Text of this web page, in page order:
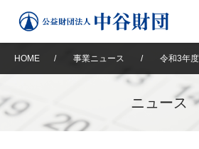
トップ
HOME / 事業ニュース / 令和3年
ニュース